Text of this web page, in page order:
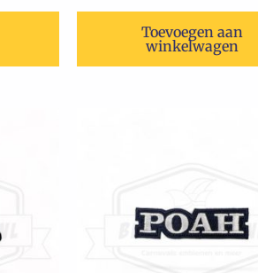
Toevoegen aan
winkelwagen